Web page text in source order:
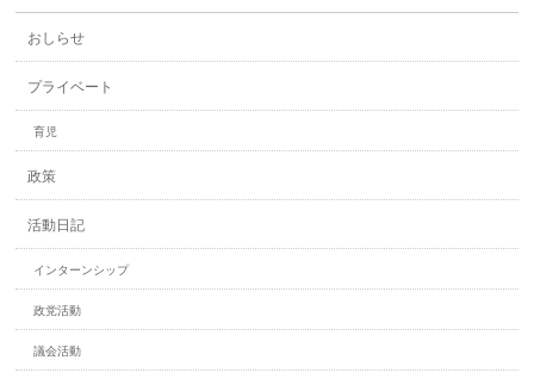
おしらせ
プライベート
育児
政策
活動日記
インターンシップ
政党活動
議会活動